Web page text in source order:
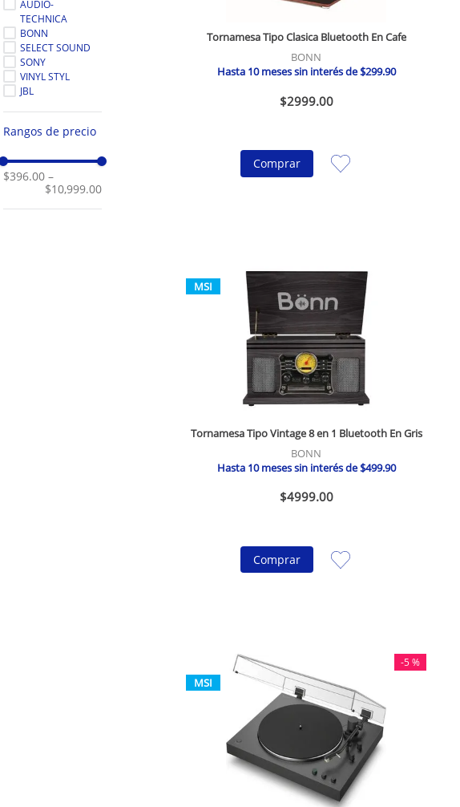
AUDIO-
TECHNICA
BONN
SELECT SOUND
SONY
VINYL STYL
JBL
Rangos de precio
$396.00 –
$10,999.00
Tornamesa Tipo Clasica Bluetooth En Cafe
BONN
Hasta 10meses sin interés de$299.90
$2999.00
Comprar
MSI
Tornamesa Tipo Vintage 8 en 1 Bluetooth En Gris
BONN
Hasta 10meses sin interés de$499.90
$4999.00
Comprar
MSI
-5 %